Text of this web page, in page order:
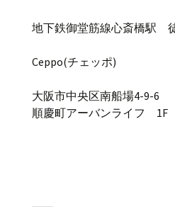
地下鉄御堂筋線心斎橋駅
Ceppo(チェッポ)
大阪市中央区南船場4-9-6
順慶町アーバンライフ 1F